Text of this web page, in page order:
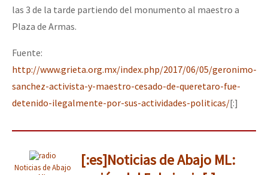
las 3 de la tarde partiendo del monumento al maestro a
Plaza de Armas.
Fuente:
http://www.grieta.org.mx/index.php/2017/06/05/geronimo-
sanchez-activista-y-maestro-cesado-de-queretaro-fue-
detenido-ilegalmente-por-sus-actividades-politicas/[:]
Noticias de Abajo
[:es]Noticias de Abajo ML: